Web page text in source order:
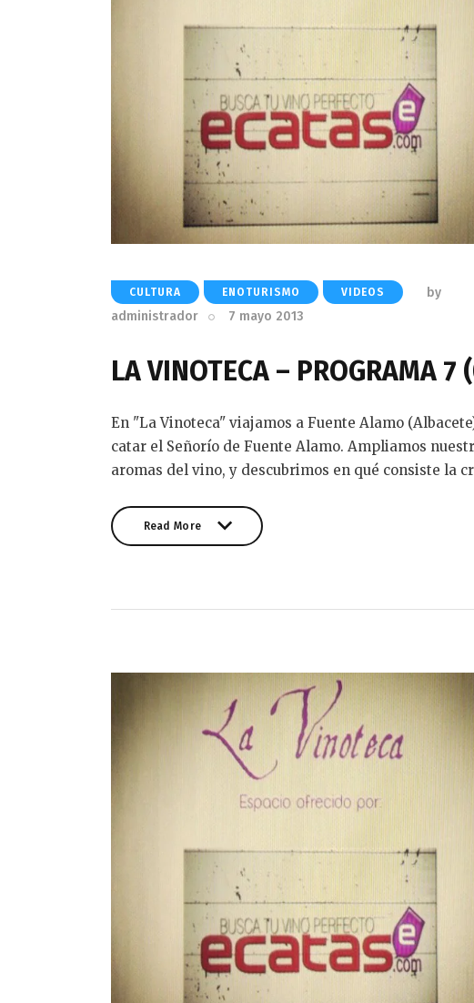
CULTURA ENOTURISMO VIDEOS
by
administrador
7 mayo 2013
LA VINOTECA – PROGRAMA
En "La Vinoteca" viajamos a Fuente Alamo
catar el Señorío de Fuente Alamo. Ampliamos
aromas del vino, y descubrimos en qué consiste la
Read More